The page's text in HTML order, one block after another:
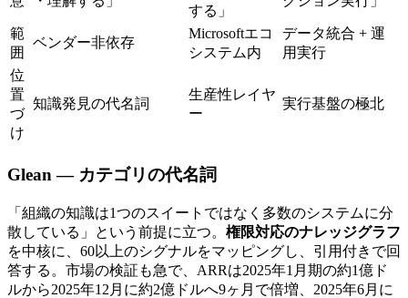
する」
範
囲
ベンダー非依存
Microsoftエコ
システム内
データ統合 + 運
用実行
位
置
づ
け
知識発見の​代名詞
生産性レイヤ
ー
実行基盤の極北
Glean — カテゴリの​​代名詞
「組織の​知識は​1つの​スイートではなく​多数の​システムに​分
散している」と​いう​前提に​立つ。 権限対応のナレッジグラフ
を​中核に、​60以上の​シグナルを​マッピングし、​引用付きで​回
答する。​市場の​検証も​急で、​ARRは​2025年1月期の​約1億ド
ルから​2025年12月に​約2億ドルへ​9ヶ月で​倍増、​2025年6月に